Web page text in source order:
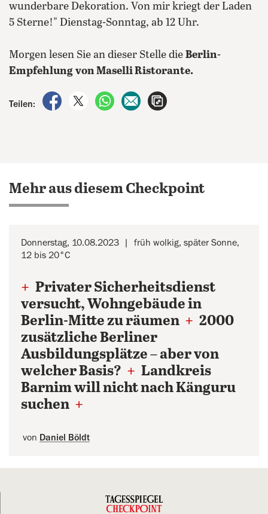
wunderbare Dekoration. Von mir kriegt der Laden
5 Sterne!" Dienstag-Sonntag, ab 12 Uhr.
Morgen lesen Sie an dieser Stelle die Berlin-
Empfehlung von Maselli Ristorante.
Teilen:
auf Facebook teilen
auf X teilenper WhatsApp teilen
per E-Mail teilen
Mehr aus diesem Checkpoint
Donnerstag, 10.08.2023
früh wolkig, später Sonne,
12 bis 20°C
+ Privater Sicherheitsdienst
versucht, Wohngebäude in
Berlin-Mitte zu räumen + 2000
zusätzliche Berliner
Ausbildungsplätze – aber von
welcher Basis? + Landkreis
Barnim will nicht nach Känguru
suchen +
von Daniel Böldt